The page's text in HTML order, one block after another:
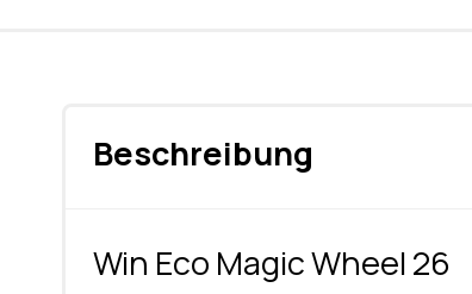
Beschreibung
Win Eco Magic Wheel 26